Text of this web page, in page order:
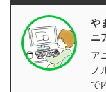
や
ニ
ア
ノ
で